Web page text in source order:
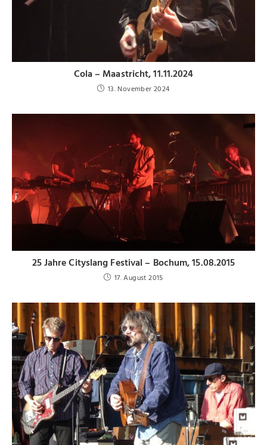
Cola – Maastricht, 11.11.2024
13. November 2024
25 Jahre Cityslang Festival – Bochum, 15.08.2015
17. August 2015